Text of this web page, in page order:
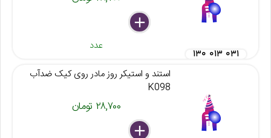
delete
remove
add
عدد
۱۳۰ ۰۱۳ ۰۳۱
استند و استیکر روز مادر روی کیک ضدآب
K098
۲۸,۷۰۰ تومان
delete
remove
add